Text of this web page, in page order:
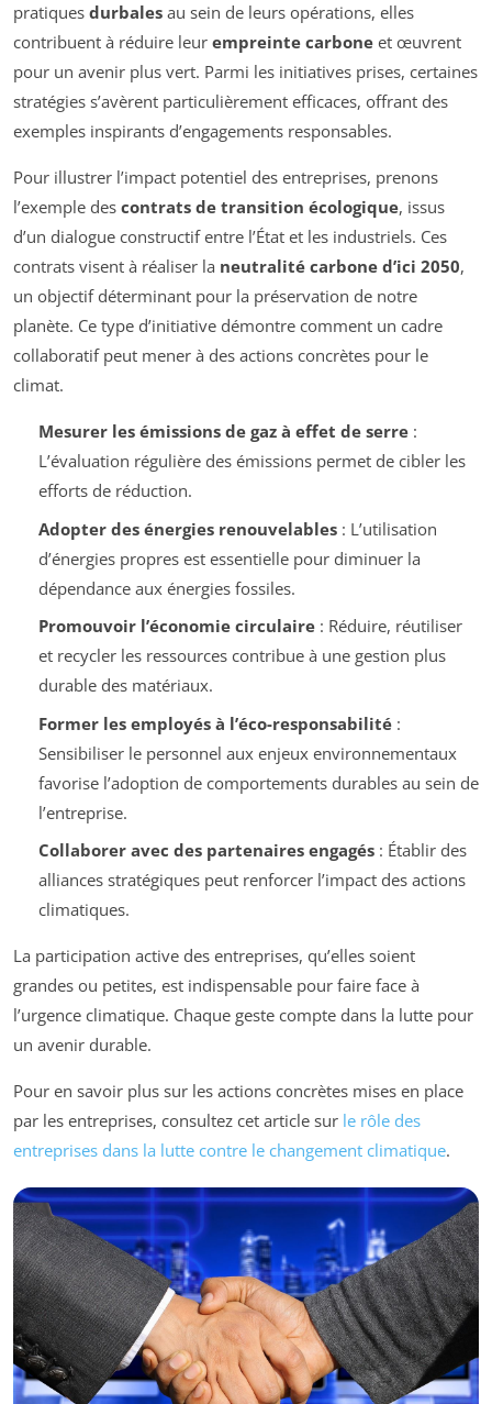
pratiques durbales au sein de leurs opérations, elles
contribuent à réduire leur empreinte carbone et œuvrent
pour un avenir plus vert. Parmi les initiatives prises, certaines
stratégies s’avèrent particulièrement efficaces, offrant des
exemples inspirants d’engagements responsables.
Pour illustrer l’impact potentiel des entreprises, prenons
l’exemple des contrats de transition écologique, issus
d’un dialogue constructif entre l’État et les industriels. Ces
contrats visent à réaliser la neutralité carbone d’ici 2050,
un objectif déterminant pour la préservation de notre
planète. Ce type d’initiative démontre comment un cadre
collaboratif peut mener à des actions concrètes pour le
climat.
Mesurer les émissions de gaz à effet de serre:
L’évaluation régulière des émissions permet de cibler les
efforts de réduction.
Adopter des énergies renouvelables: L’utilisation
d’énergies propres est essentielle pour diminuer la
dépendance aux énergies fossiles.
Promouvoir l’économie circulaire: Réduire, réutiliser
et recycler les ressources contribue à une gestion plus
durable des matériaux.
Former les employés à l’éco-responsabilité:
Sensibiliser le personnel aux enjeux environnementaux
favorise l’adoption de comportements durables au sein de
l’entreprise.
Collaborer avec des partenaires engagés: Établir des
alliances stratégiques peut renforcer l’impact des actions
climatiques.
La participation active des entreprises, qu’elles soient
grandes ou petites, est indispensable pour faire face à
l’urgence climatique. Chaque geste compte dans la lutte pour
un avenir durable.
Pour en savoir plus sur les actions concrètes mises en place
par les entreprises, consultez cet article sur le rôle des
entreprises dans la lutte contre le changement climatique.